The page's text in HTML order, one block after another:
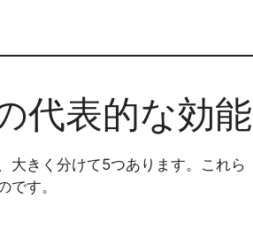
代表的な効能
大きく分けて5つあります。これら
す。